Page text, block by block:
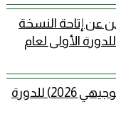
عن إتاحة النسخة
الأولى لعام
رابط تسجيل طلبة الثانوية العامة (توجيهي 2026) للدورة